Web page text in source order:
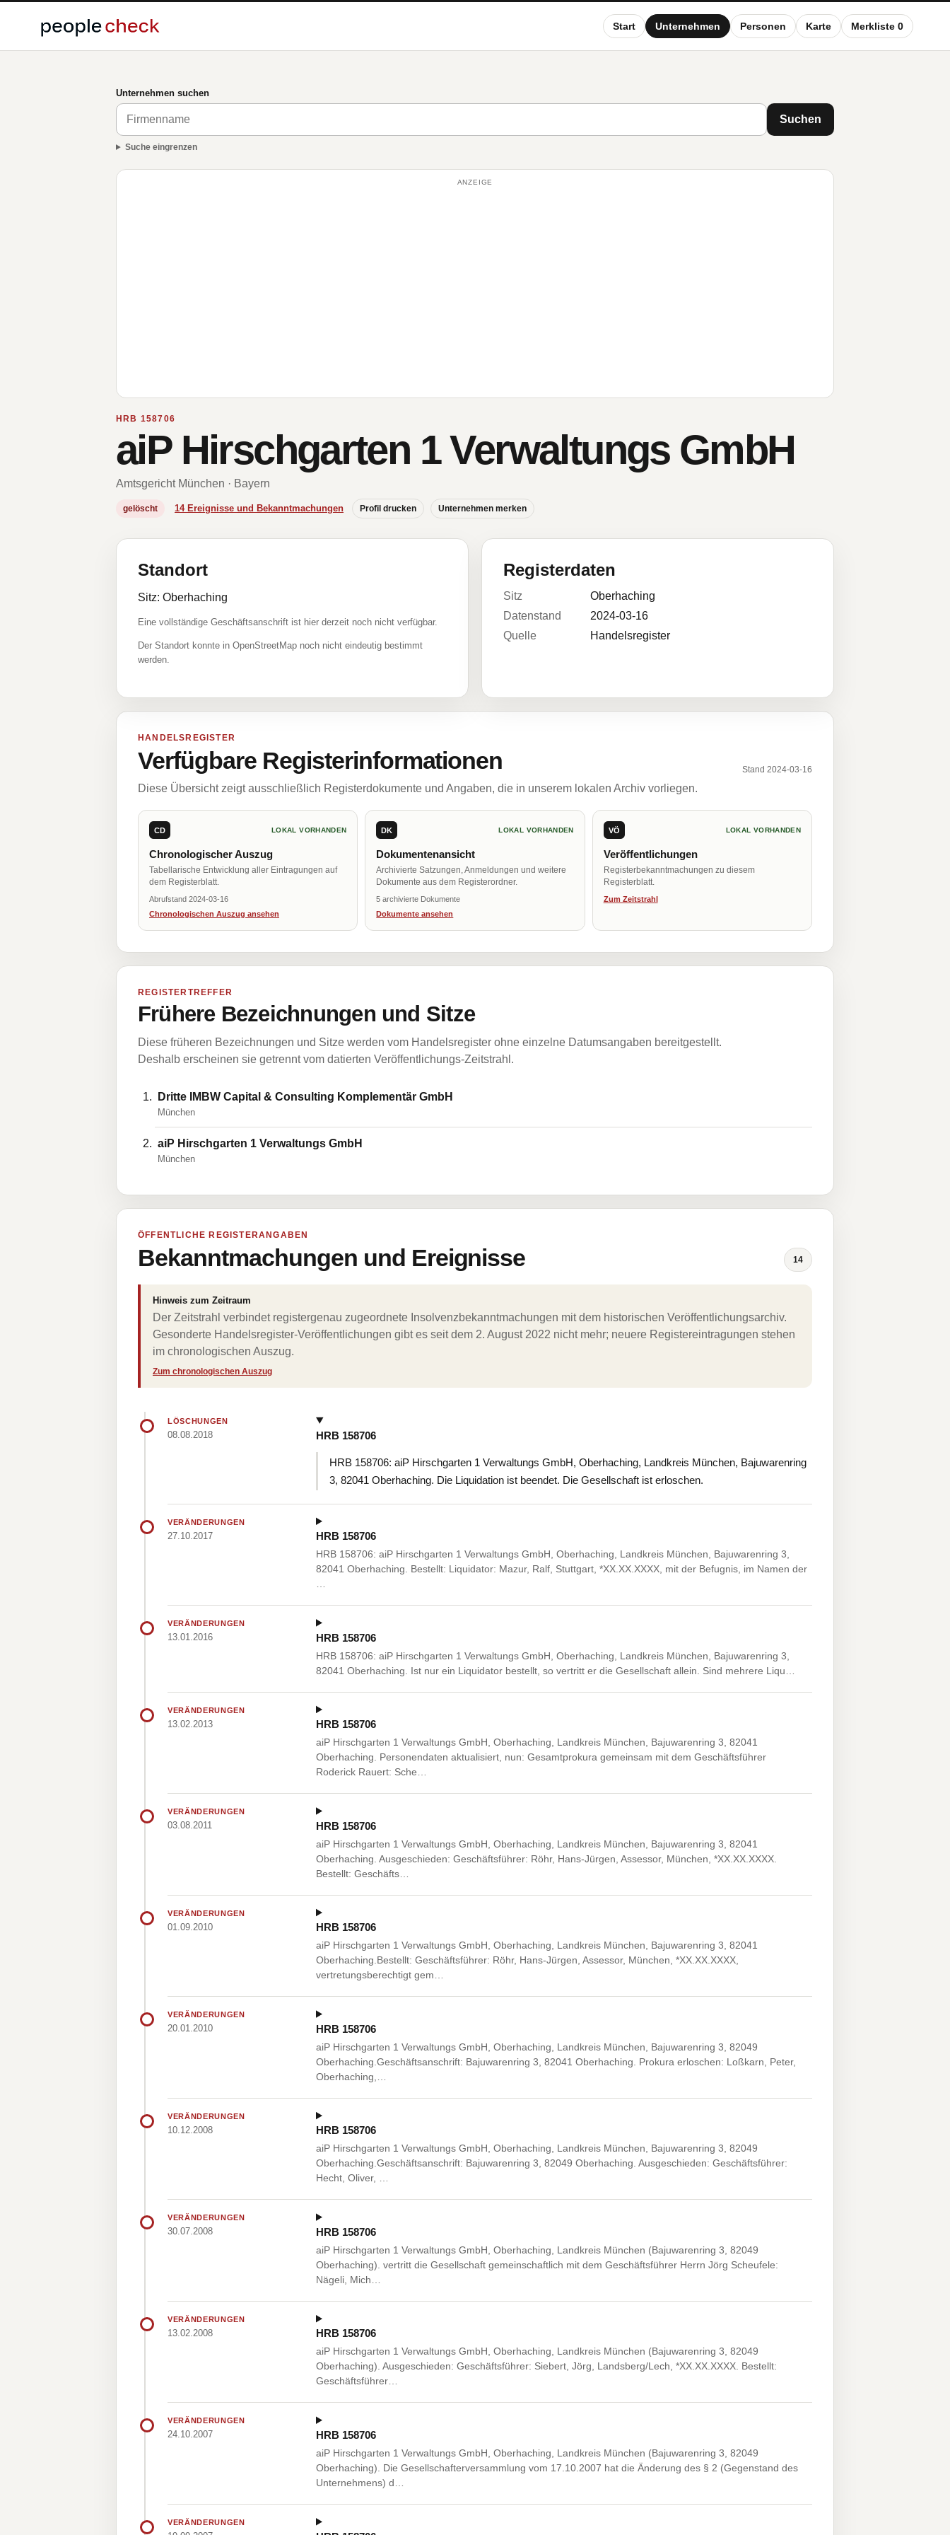
Start Unternehmen Personen Karte Merkliste 0
Unternehmen suchen
Suchen
Suche eingrenzen
ANZEIGE
HRB 158706
aiP Hirschgarten 1 Verwaltungs GmbH
Amtsgericht München · Bayern
gelöscht 14 Ereignisse und Bekanntmachungen Profil drucken Unternehmen merken
Standort
Sitz: Oberhaching
Eine vollständige Geschäftsanschrift ist hier derzeit noch nicht verfügbar.
Der Standort konnte in OpenStreetMap noch nicht eindeutig bestimmt
werden.
Registerdaten
Sitz
Oberhaching
Datenstand
2024-03-16
Quelle
Handelsregister
HANDELSREGISTER
Verfügbare Registerinformationen Stand 2024-03-16
Diese Übersicht zeigt ausschließlich Registerdokumente und Angaben, die in unserem lokalen Archiv vorliegen.
CD LOKAL VORHANDEN
Chronologischer Auszug
Tabellarische Entwicklung aller Eintragungen auf
dem Registerblatt.
Abrufstand 2024-03-16
Chronologischen Auszug ansehen
DK LOKAL VORHANDEN
Dokumentenansicht
Archivierte Satzungen, Anmeldungen und weitere
Dokumente aus dem Registerordner.
5 archivierte Dokumente
Dokumente ansehen
VÖ LOKAL VORHANDEN
Veröffentlichungen
Registerbekanntmachungen zu diesem
Registerblatt.
Zum Zeitstrahl
REGISTERTREFFER
Frühere Bezeichnungen und Sitze
Diese früheren Bezeichnungen und Sitze werden vom Handelsregister ohne einzelne Datumsangaben bereitgestellt.
Deshalb erscheinen sie getrennt vom datierten Veröffentlichungs-Zeitstrahl.
Dritte IMBW Capital & Consulting Komplementär GmbH
München
aiP Hirschgarten 1 Verwaltungs GmbH
München
ÖFFENTLICHE REGISTERANGABEN
Bekanntmachungen und Ereignisse 14
Hinweis zum Zeitraum
Der Zeitstrahl verbindet registergenau zugeordnete Insolvenzbekanntmachungen mit dem historischen Veröffentlichungsarchiv.
Gesonderte Handelsregister-Veröffentlichungen gibt es seit dem 2. August 2022 nicht mehr; neuere Registereintragungen stehen
im chronologischen Auszug.
Zum chronologischen Auszug
LÖSCHUNGEN
08.08.2018 HRB 158706
HRB 158706: aiP Hirschgarten 1 Verwaltungs GmbH, Oberhaching, Landkreis München, Bajuwarenring
3, 82041 Oberhaching. Die Liquidation ist beendet. Die Gesellschaft ist erloschen.
VERÄNDERUNGEN
27.10.2017 HRB 158706
HRB 158706: aiP Hirschgarten 1 Verwaltungs GmbH, Oberhaching, Landkreis München, Bajuwarenring 3,
82041 Oberhaching. Bestellt: Liquidator: Mazur, Ralf, Stuttgart, *XX.XX.XXXX, mit der Befugnis, im Namen der
VERÄNDERUNGEN
13.01.2016 HRB 158706
HRB 158706: aiP Hirschgarten 1 Verwaltungs GmbH, Oberhaching, Landkreis München, Bajuwarenring 3,
82041 Oberhaching. Ist nur ein Liquidator bestellt, so vertritt er die Gesellschaft allein. Sind mehrere Liqu…
VERÄNDERUNGEN
13.02.2013 HRB 158706
aiP Hirschgarten 1 Verwaltungs GmbH, Oberhaching, Landkreis München, Bajuwarenring 3, 82041
Oberhaching. Personendaten aktualisiert, nun: Gesamtprokura gemeinsam mit dem Geschäftsführer
Roderick Rauert: Sche…
VERÄNDERUNGEN
03.08.2011 HRB 158706
aiP Hirschgarten 1 Verwaltungs GmbH, Oberhaching, Landkreis München, Bajuwarenring 3, 82041
Oberhaching. Ausgeschieden: Geschäftsführer: Röhr, Hans-Jürgen, Assessor, München, *XX.XX.XXXX.
Bestellt: Geschäfts…
VERÄNDERUNGEN
01.09.2010 HRB 158706
aiP Hirschgarten 1 Verwaltungs GmbH, Oberhaching, Landkreis München, Bajuwarenring 3, 82041
Oberhaching.Bestellt: Geschäftsführer: Röhr, Hans-Jürgen, Assessor, München, *XX.XX.XXXX,
vertretungsberechtigt gem…
VERÄNDERUNGEN
20.01.2010 HRB 158706
aiP Hirschgarten 1 Verwaltungs GmbH, Oberhaching, Landkreis München, Bajuwarenring 3, 82049
Oberhaching.Geschäftsanschrift: Bajuwarenring 3, 82041 Oberhaching. Prokura erloschen: Loßkarn, Peter,
Oberhaching,…
VERÄNDERUNGEN
10.12.2008 HRB 158706
aiP Hirschgarten 1 Verwaltungs GmbH, Oberhaching, Landkreis München, Bajuwarenring 3, 82049
Oberhaching.Geschäftsanschrift: Bajuwarenring 3, 82049 Oberhaching. Ausgeschieden: Geschäftsführer:
Hecht, Oliver, …
VERÄNDERUNGEN
30.07.2008 HRB 158706
aiP Hirschgarten 1 Verwaltungs GmbH, Oberhaching, Landkreis München (Bajuwarenring 3, 82049
Oberhaching). vertritt die Gesellschaft gemeinschaftlich mit dem Geschäftsführer Herrn Jörg Scheufele:
Nägeli, Mich…
VERÄNDERUNGEN
13.02.2008 HRB 158706
aiP Hirschgarten 1 Verwaltungs GmbH, Oberhaching, Landkreis München (Bajuwarenring 3, 82049
Oberhaching). Ausgeschieden: Geschäftsführer: Siebert, Jörg, Landsberg/Lech, *XX.XX.XXXX. Bestellt:
Geschäftsführer…
VERÄNDERUNGEN
24.10.2007 HRB 158706
aiP Hirschgarten 1 Verwaltungs GmbH, Oberhaching, Landkreis München (Bajuwarenring 3, 82049
Oberhaching). Die Gesellschafterversammlung vom 17.10.2007 hat die Änderung des § 2 (Gegenstand des
Unternehmens) d…
VERÄNDERUNGEN